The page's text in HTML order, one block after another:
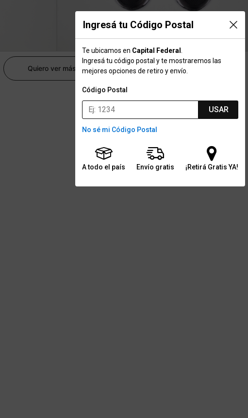
Ingresá tu Código Postal
Te ubicamos en Capital Federal
Ingresá tu código postal y te mostraremos las
mejores opciones de retiro y envío.
Código Postal
USAR
No sé mi Código Postal
A todo el país Envío gratis ¡Retirá Gratis YA!
Quiero ver más